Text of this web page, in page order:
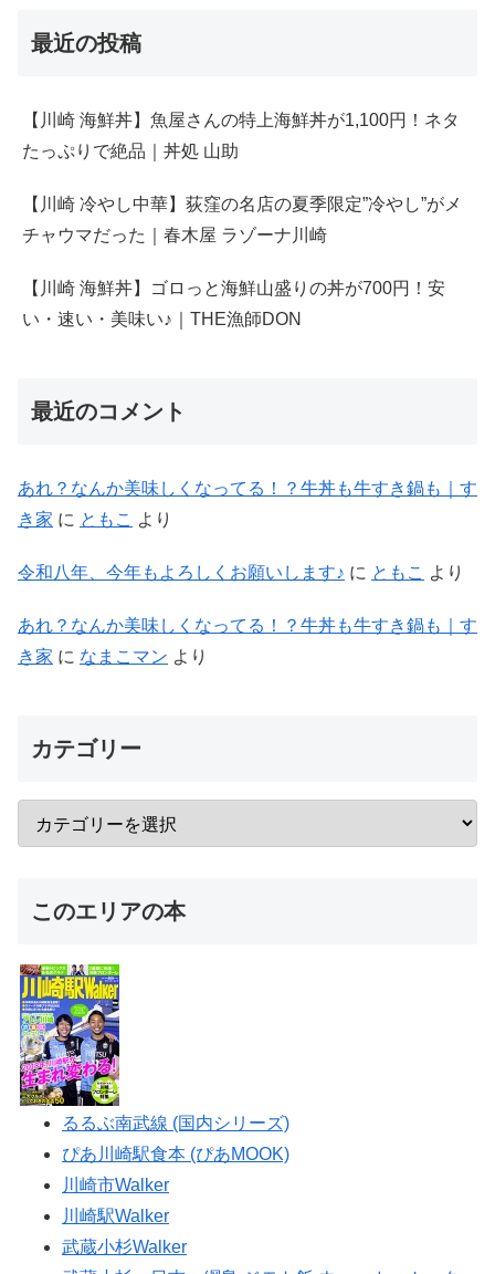
最近の投稿
【川崎 海鮮丼】魚屋さんの特上海鮮丼が1,100円！ネタ
たっぷりで絶品｜丼処 山助
【川崎 冷やし中華】荻窪の名店の夏季限定”冷やし”がメ
チャウマだった｜春木屋 ラゾーナ川崎
【川崎 海鮮丼】ゴロっと海鮮山盛りの丼が700円！安
い・速い・美味い♪｜THE漁師DON
最近のコメント
あれ？なんか美味しくなってる！？牛丼も牛すき鍋も｜す
き家 に ともこ より
令和八年、今年もよろしくお願いします♪ に ともこ より
あれ？なんか美味しくなってる！？牛丼も牛すき鍋も｜す
き家 に なまこマン より
カテゴリー
このエリアの本
るるぶ南武線 (国内シリーズ)
ぴあ川崎駅食本 (ぴあMOOK)
川崎市Walker
川崎駅Walker
武蔵小杉Walker